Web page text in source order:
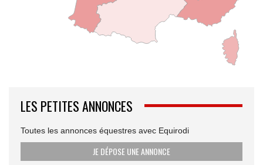
LES PETITES ANNONCES
Toutes les annonces équestres avec Equirodi
JE DÉPOSE UNE ANNONCE